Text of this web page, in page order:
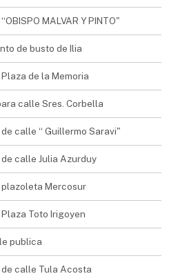
MALVAR Y PINTO"
de busto de Ilia
de la Memoria
calle Sres. Corbella
calle “ Guillermo Saravi"
calle Julia Azurduy
plazoleta Mercosur
Toto Irigoyen
publica
calle Tula Acosta